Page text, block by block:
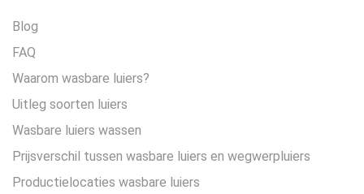
Blog
FAQ
Waarom wasbare luiers?
Uitleg soorten luiers
Wasbare luiers wassen
Prijsverschil tussen wasbare luiers en wegwerpluiers
Productielocaties wasbare luiers